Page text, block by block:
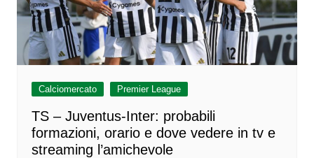
Calciomercato Premier League
TS – Juventus-Inter: probabili
formazioni, orario e dove vedere in tv e
streaming l’amichevole